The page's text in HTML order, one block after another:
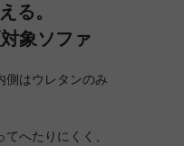
る。
象ソファ
側はウレタンのみ
へたりにくく、